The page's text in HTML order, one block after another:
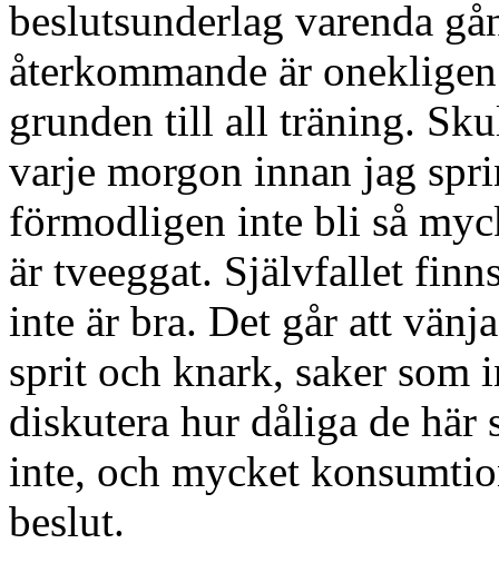
beslutsunderlag varenda
återkommande är
grunden till all träning.
varje morgon innan jag
förmodligen inte bli så
är tveeggat. Självfallet
inte är bra. Det går att
sprit och knark, saker som
diskutera hur dåliga de här
inte, och mycket
beslut.